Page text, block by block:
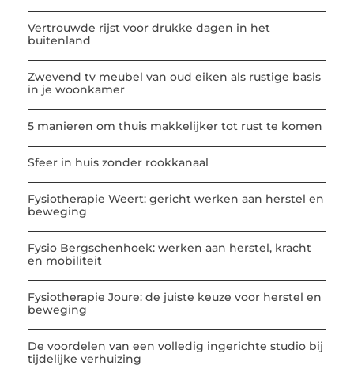
Vertrouwde rijst voor drukke dagen in het
buitenland
Zwevend tv meubel van oud eiken als rustige basis
in je woonkamer
5 manieren om thuis makkelijker tot rust te komen
Sfeer in huis zonder rookkanaal
Fysiotherapie Weert: gericht werken aan herstel en
beweging
Fysio Bergschenhoek: werken aan herstel, kracht
en mobiliteit
Fysiotherapie Joure: de juiste keuze voor herstel en
beweging
De voordelen van een volledig ingerichte studio bij
tijdelijke verhuizing